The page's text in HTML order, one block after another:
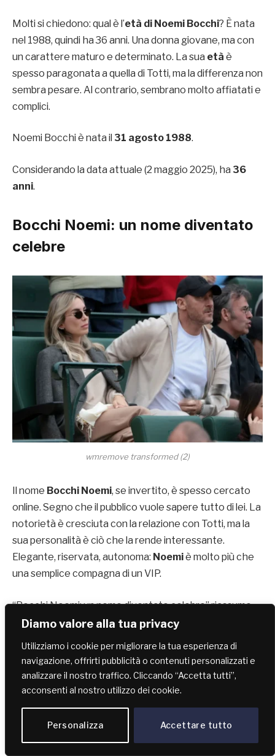
Diamo valore alla tua privacy
Utilizziamo i cookie per migliorare la tua esperienza di
navigazione, offrirti pubblicità o contenuti personalizzati e
analizzare il nostro traffico. Cliccando “Accetta tutti”,
acconsenti al nostro utilizzo dei cookie.
Personalizza Accettare tutto
Molti si chiedono: qual è l’età di Noemi Bocchi? È nata
nel 1988, quindi ha 36 anni. Una donna giovane, ma con
un carattere maturo e determinato. La sua età è
spesso paragonata a quella di Totti, ma la differenza non
sembra pesare. Al contrario, sembrano molto affiatati e
complici.
Noemi Bocchi è nata il 31 agosto 1988.
Considerando la data attuale (2 maggio 2025), ha 36
anni.
Bocchi Noemi: un nome diventato
celebre
wmremove transformed (2)
Il nome Bocchi Noemi, se invertito, è spesso cercato
online. Segno che il pubblico vuole sapere tutto di lei. La
notorietà è cresciuta con la relazione con Totti, ma la
sua personalità è ciò che la rende interessante.
Elegante, riservata, autonoma: Noemiè molto più che
una semplice compagna di un VIP.
“Bocchi Noemi: un nome diventato celebre” riassume
perfettamente la traiettoria di questa figura negli ultimi
designer romana, conosciuta principalmente nella sua
cerchia personale e professionale.
continuato a crescere a seguito della sua relazione con
ventennale tra Totti e Ilary Blasi, una delle coppie più